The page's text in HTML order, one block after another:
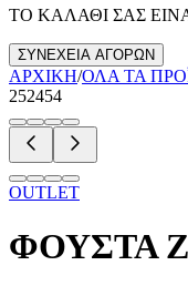
ΤΟ ΚΑΛΑΘΙ ΣΑΣ
ΣΥΝΕΧΕΙΑ ΑΓΟΡΩΝ
ΑΡΧΙΚΗ/ΟΛΑ ΤΑ
252454
OUTLET
ΦΟΥΣΤΑ